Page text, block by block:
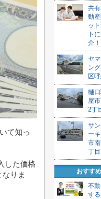
て知っ
した価格
りま
共
動
ッ
ト
介！
ヤ
ン
区
樋
屋
2丁
サ
ー
市
丁
おすす
不
す